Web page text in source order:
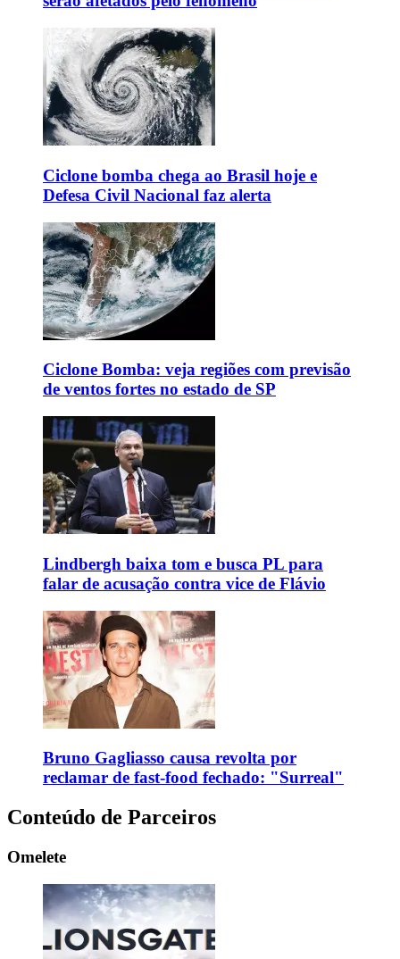
Ciclone bomba chega ao Brasil hoje e
Defesa Civil Nacional faz alerta
Ciclone Bomba: veja regiões com previsão
de ventos fortes no estado de SP
Lindbergh baixa tom e busca PL para
falar de acusação contra vice de Flávio
Bruno Gagliasso causa revolta por
reclamar de fast-food fechado: "Surreal"
Conteúdo de Parceiros
Omelete